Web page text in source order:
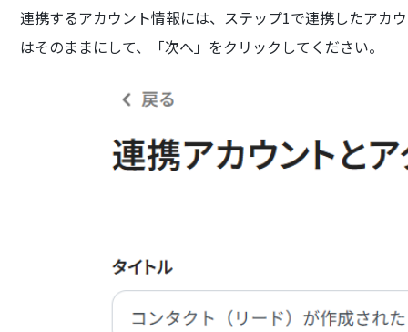
連携するアカウント情報には、ステップ1で連携したアカ
はそのままにして、「次へ」をクリックしてください。